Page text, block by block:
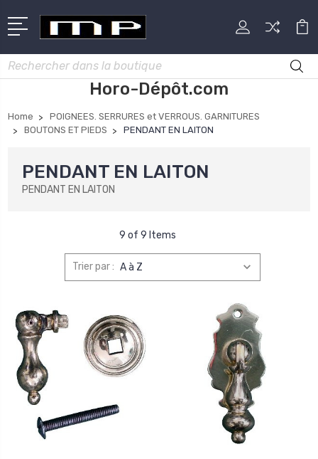
Rechercher
Horo-Dépôt.com
Home
POIGNEES. SERRURES et VERROUS. GARNITURES
BOUTONS ET PIEDS
PENDANT EN LAITON
PENDANT EN LAITON
PENDANT EN LAITON
9 of 9 Items
Trier par :